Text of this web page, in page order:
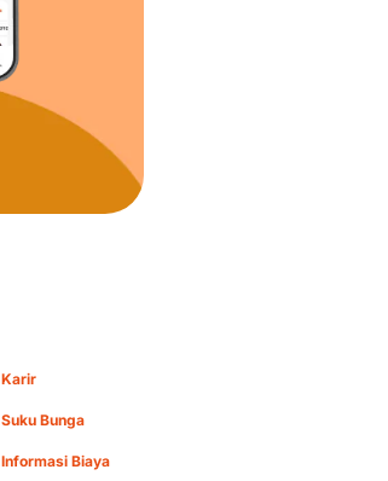
Karir
Suku Bunga
Informasi Biaya